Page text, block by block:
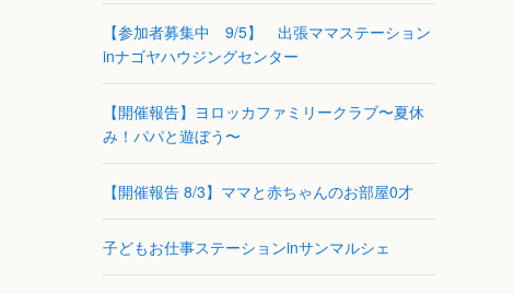
【参加者募集中 9/5】 出張ママステーション
inナゴヤハウジングセンター
【開催報告】ヨロッカファミリークラブ〜夏休
み！パパと遊ぼう〜
【開催報告 8/3】ママと赤ちゃんのお部屋0才
子どもお仕事ステーションinサンマルシェ